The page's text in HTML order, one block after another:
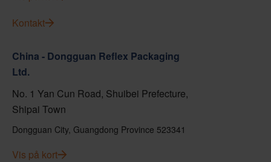
Kontakt
China - Dongguan Reflex Packaging
Ltd.
No. 1 Yan Cun Road, Shuibei Prefecture,
Shipai Town
Dongguan City, Guangdong Province 523341
Vis på kort